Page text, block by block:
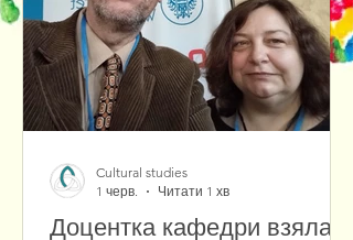
Доцентка кафедри взяла
Cultural studies
1 черв.
Читати 1 хв